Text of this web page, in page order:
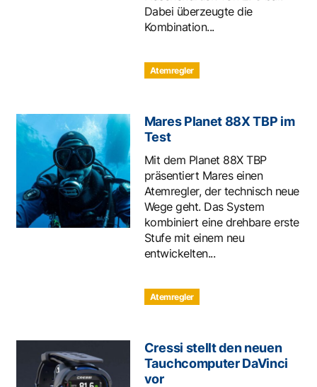
Dabei überzeugte die
Kombination...
Atemregler
Mares Planet 88X TBP im
Test
Mit dem Planet 88X TBP
präsentiert Mares einen
Atemregler, der technisch neue
Wege geht. Das System
kombiniert eine drehbare erste
Stufe mit einem neu
entwickelten...
Atemregler
Cressi stellt den neuen
Tauchcomputer DaVinci
vor